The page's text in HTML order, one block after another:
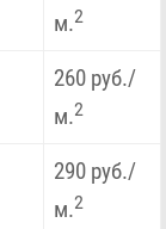
м.2
260 руб./
м.2
290 руб./
м.2